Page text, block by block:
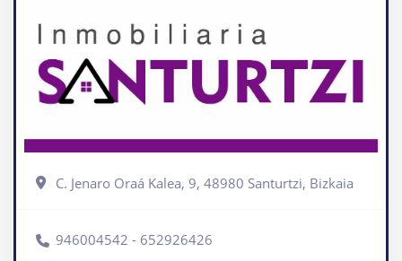
C. Jenaro Oraá Kalea, 9, 48980 Santurtzi, Bizkaia
946004542 - 652926426